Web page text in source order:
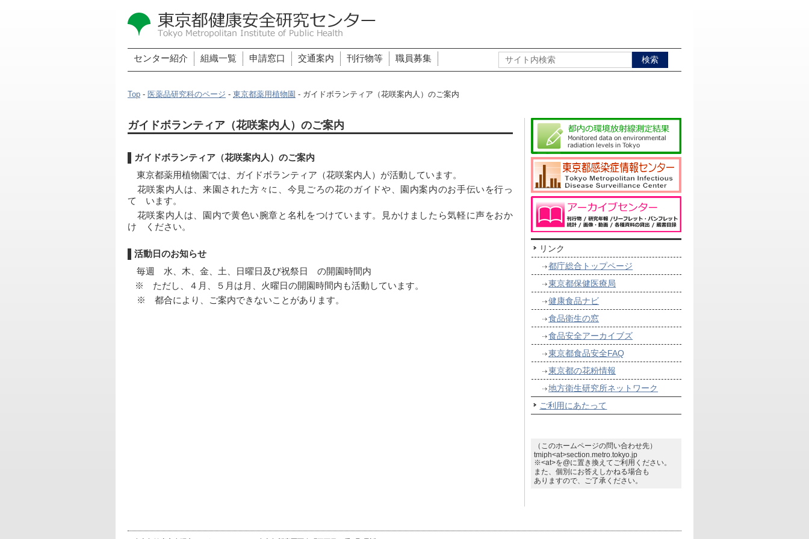
センター紹介 組織一覧 申請窓口 交通案内 刊行物等 職員募集
Top - 医薬品研究科のページ - 東京都薬用植物園 - ガイドボランティア（花咲案内人）のご案内
ガイドボランティア（花咲案内人）のご案内
ガイドボランティア（花咲案内人）のご案内
東京都薬用植物園では、ガイドボランティア（花咲案内人）が活動しています。
花咲案内人は、来園された方々に、今見ごろの花のガイドや、園内案内のお手伝いを行っ
て　います。
花咲案内人は、園内で黄色い腕章と名札をつけています。見かけましたら気軽に声をおか
け　ください。
活動日のお知らせ
毎週　水、木、金、土、日曜日及び祝祭日　の開園時間内
※　ただし、４月、５月は月、火曜日の開園時間内も活動しています。
※　都合により、ご案内できないことがあります。
リンク
都庁総合トップページ
東京都保健医療局
健康食品ナビ
食品衛生の窓
食品安全アーカイブズ
東京都食品安全FAQ
東京都の花粉情報
地方衛生研究所ネットワーク
ご利用にあたって
（このホームページの問い合わせ先）
tmiph<at>section.metro.tokyo.jp
※<at>を@に置き換えてご利用ください。
また、個別にお答えしかねる場合も
ありますので、ご了承ください。